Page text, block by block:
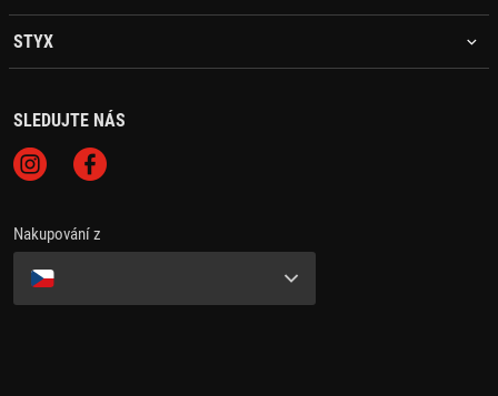
STYX
SLEDUJTE NÁS
Nakupování z